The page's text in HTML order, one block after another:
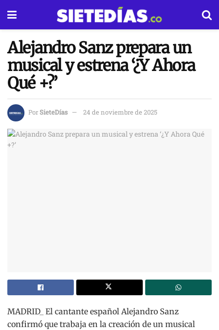
Alejandro Sanz prepara un
musical y estrena ‘¿Y Ahora
Qué +?’
PorSieteDías 24 de noviembre de 2025
MADRID_ El cantante español Alejandro Sanz
confirmó que trabaja en la creación de un musical